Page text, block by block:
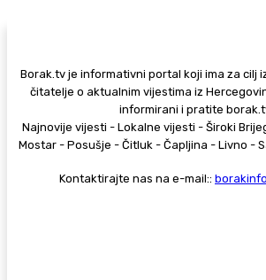
Borak.tv je informativni portal koji ima za cilj
čitatelje o aktualnim vijestima iz
informirani i pratite
Najnovije vijesti - Lokalne vijesti - Široki
Mostar - Posušje - Čitluk - Čapljina - Livno -
Kontaktirajte nas na e-mail::